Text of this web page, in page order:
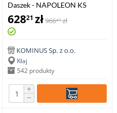
Daszek - NAPOLEON KS
400x600mm
62821 zł96647 zł
KOMINUS Sp. z o.o.
Kłaj
542 produkty
+
−